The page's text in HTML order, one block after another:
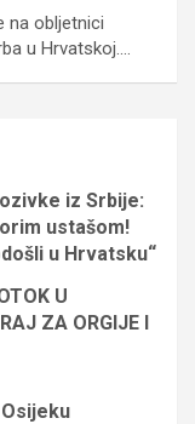
na obljetnici
u Hrvatskoj.…
iz Srbije:
ustašom!
u Hrvatsku“
U
ZA ORGIJE I
Osijeku